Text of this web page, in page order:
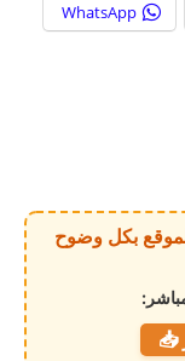
WhatsApp
الموقع بكل وضوح
📥